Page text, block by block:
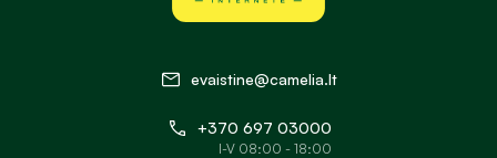
evaistine@camelia.lt
+370 697 03000
I-V 08:00 - 18:00